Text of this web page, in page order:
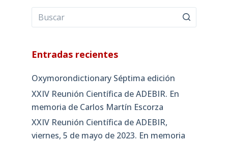
Entradas recientes
Oxymorondictionary Séptima edición
XXIV Reunión Científica de ADEBIR. En
memoria de Carlos Martín Escorza
XXIV Reunión Científica de ADEBIR,
viernes, 5 de mayo de 2023. En memoria